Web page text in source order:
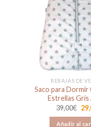
REBAJAS DE
Saco para Dormir
Estrellas
39,00€ El
Añadir al